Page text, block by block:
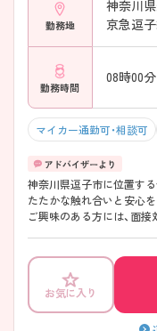
勤務地
神奈川
京急逗子
勤務時間
08時00分
マイカー通勤可・相談可
神奈川県逗子市に位置す
たたかな触れ合いと安心
ご興味のある方には、面
お気に入り